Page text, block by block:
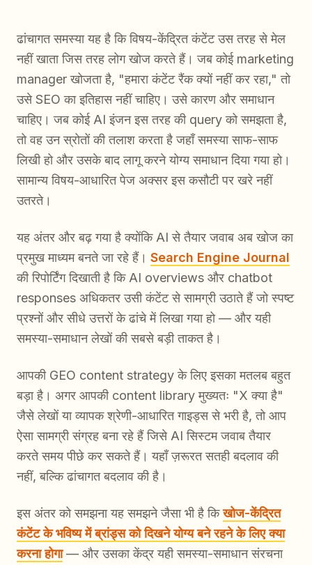
ढांचागत समस्या यह है कि विषय-केंद्रित कंटेंट उस तरह से मेल
नहीं खाता जिस तरह लोग खोज करते हैं। जब कोई marketing
manager खोजता है, "हमारा कंटेंट रैंक क्यों नहीं कर रहा," तो
उसे SEO का इतिहास नहीं चाहिए। उसे कारण और समाधान
चाहिए। जब कोई AI इंजन इस तरह की query को समझता है,
तो वह उन स्रोतों की तलाश करता है जहाँ समस्या साफ-साफ
लिखी हो और उसके बाद लागू करने योग्य समाधान दिया गया हो।
सामान्य विषय-आधारित पेज अक्सर इस कसौटी पर खरे नहीं
उतरते।
यह अंतर और बढ़ गया है क्योंकि AI से तैयार जवाब अब खोज का
प्रमुख माध्यम बनते जा रहे हैं। Search Engine Journal
की रिपोर्टिंग दिखाती है कि AI overviews और chatbot
responses अधिकतर उसी कंटेंट से सामग्री उठाते हैं जो स्पष्ट
प्रश्नों और सीधे उत्तरों के ढांचे में लिखा गया हो — और यही
समस्या-समाधान लेखों की सबसे बड़ी ताकत है।
आपकी GEO content strategy के लिए इसका मतलब बहुत
बड़ा है। अगर आपकी content library मुख्यतः "X क्या है"
जैसे लेखों या व्यापक श्रेणी-आधारित गाइड्स से भरी है, तो आप
ऐसा सामग्री संग्रह बना रहे हैं जिसे AI सिस्टम जवाब तैयार
करते समय पीछे कर सकते हैं। यहाँ ज़रूरत सतही बदलाव की
नहीं, बल्कि ढांचागत बदलाव की है।
इस अंतर को समझना यह समझने जैसा भी है किखोज-केंद्रित
कंटेंट के भविष्य में ब्रांड्स को दिखने योग्य बने रहने के लिए क्या
करना होगा— और उसका केंद्र यही समस्या-समाधान संरचना